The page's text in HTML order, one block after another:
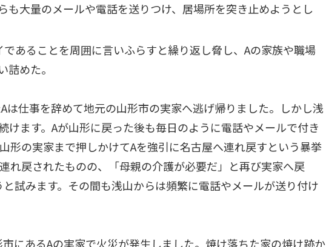
も大量のメールや電話を送りつけ、居場所を突き止めようとし
であることを周囲に言いふらすと繰り返し脅し、Aの家族や職場
詰めた。
は仕事を辞めて地元の山形市の実家へ逃げ帰りました。しかし浅
けます。Aが山形に戻った後も毎日のように電話やメールで付き
形の実家まで押しかけてAを強引に名古屋へ連れ戻すという暴挙
れ戻されたものの、「母親の介護が必要だ」と再び実家へ戻
試みます。その間も浅山からは頻繁に電話やメールが送り付け
にあるAの実家で火災が発生しました。焼け落ちた家の焼け跡か